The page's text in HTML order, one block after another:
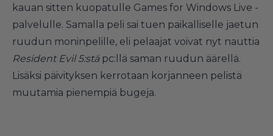
kauan sitten kuopatulle Games for Windows Live -
palvelulle. Samalla peli sai tuen paikalliselle jaetun
ruudun moninpelille, eli pelaajat voivat nyt nauttia
Resident Evil 5:stä pc:llä saman ruudun äärellä.
Lisäksi päivityksen kerrotaan korjanneen pelistä
muutamia pienempiä bugeja.